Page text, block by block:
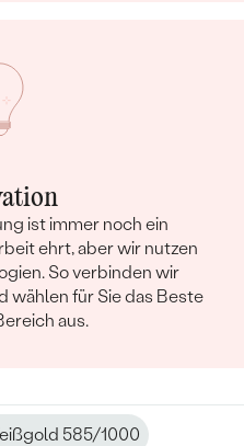
ist immer noch ein
ehrt, aber wir nutzen
So verbinden wir
wählen für Sie das Beste
aus.
585/1000